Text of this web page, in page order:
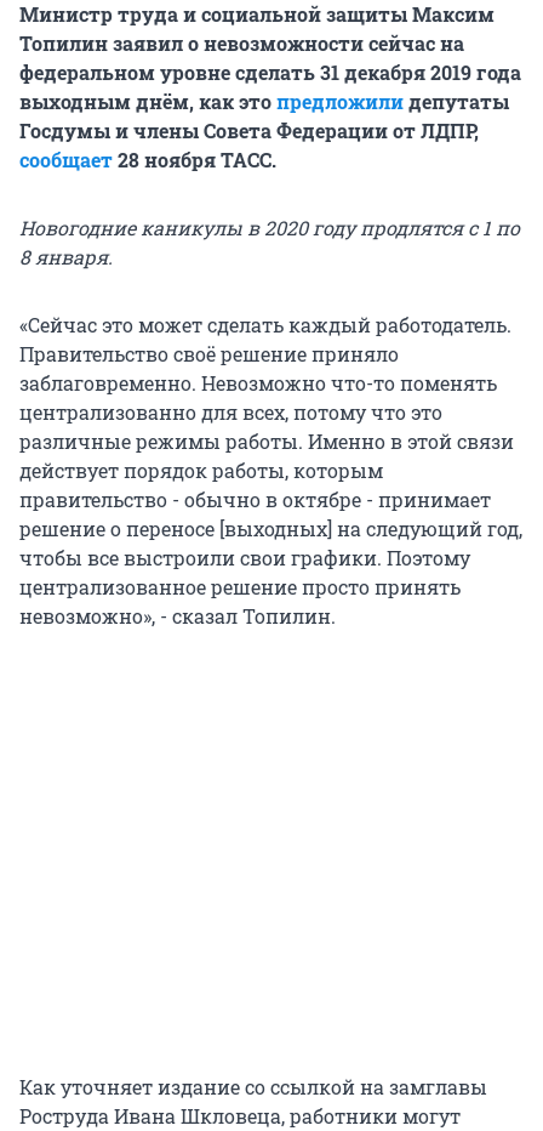
Министр труда и социальной защиты Максим
Топилин заявил о невозможности сейчас на
федеральном уровне сделать 31 декабря 2019 года
выходным днём, как этопредложилидепутаты
Госдумы и члены Совета Федерации от ЛДПР,
сообщает28 ноября ТАСС.
Новогодние каникулы в 2020 году продлятся с 1 по
8 января.
«Сейчас это может сделать каждый работодатель.
Правительство своё решение приняло
заблаговременно. Невозможно что-то поменять
централизованно для всех, потому что это
различные режимы работы. Именно в этой связи
действует порядок работы, которым
правительство - обычно в октябре - принимает
решение о переносе [выходных] на следующий год,
чтобы все выстроили свои графики. Поэтому
централизованное решение просто принять
невозможно», - сказал Топилин.
Как уточняет издание со ссылкой на замглавы
Роструда Ивана Шкловеца, работники могут